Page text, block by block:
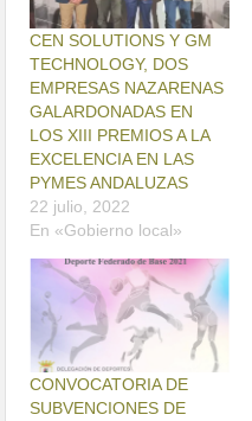
CEN SOLUTIONS Y GM
TECHNOLOGY, DOS
EMPRESAS NAZARENAS
GALARDONADAS EN
LOS XIII PREMIOS A LA
EXCELENCIA EN LAS
PYMES ANDALUZAS
22 julio, 2022
En «Gobierno local»
CONVOCATORIA DE
SUBVENCIONES DE